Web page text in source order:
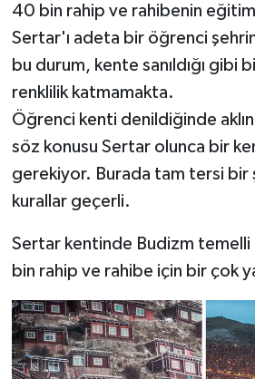
40 bin rahip ve rahibenin
Sertar'ı adeta bir öğrenci
bu durum, kente sanıldığı gibi
renklilik katmamakta.
Öğrenci kenti denildiğinde
söz konusu Sertar olunca bir
gerekiyor. Burada tam tersi bir
kurallar geçerli.
Sertar kentinde Budizm
bin rahip ve rahibe için bir çok